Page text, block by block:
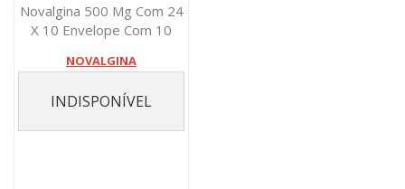
Novalgina 500 Mg Com 24
X 10 Envelope Com 10
NOVALGINA
INDISPONÍVEL